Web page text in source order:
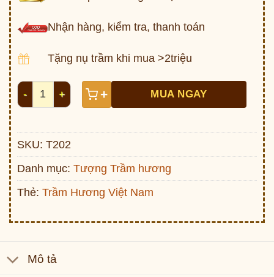
Nhận hàng, kiểm tra, thanh toán
Tặng nụ trầm khi mua >2triệu
Tượng Trầm Hương Di Lặc để xe ô tô - Vạn Sự Như Ý
+ MUA NGAY
SKU: T202
Danh mục: Tượng Trầm hương
Thẻ: Trầm Hương Việt Nam
Mô tả